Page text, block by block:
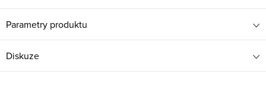
Parametry produktu
Diskuze